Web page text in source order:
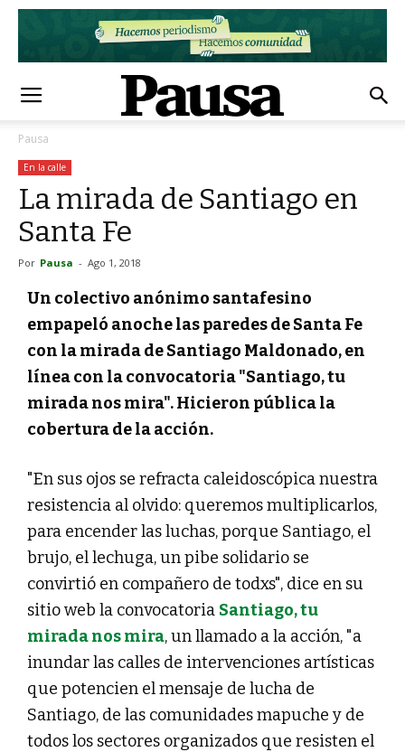
Pausa
En la calle
La mirada de Santiago en
Santa Fe
Por Pausa - Ago 1, 2018
Un colectivo anónimo santafesino
empapeló anoche las paredes de Santa Fe
con la mirada de Santiago Maldonado, en
línea con la convocatoria "Santiago, tu
mirada nos mira". Hicieron pública la
cobertura de la acción.
"En sus ojos se refracta caleidoscópica nuestra
resistencia al olvido: queremos multiplicarlos,
para encender las luchas, porque Santiago, el
brujo, el lechuga, un pibe solidario se
convirtió en compañero de todxs", dice en su
sitio web la convocatoria Santiago, tu
mirada nos mira, un llamado a la acción, "a
inundar las calles de intervenciones artísticas
que potencien el mensaje de lucha de
Santiago, de las comunidades mapuche y de
todos los sectores organizados que resisten el